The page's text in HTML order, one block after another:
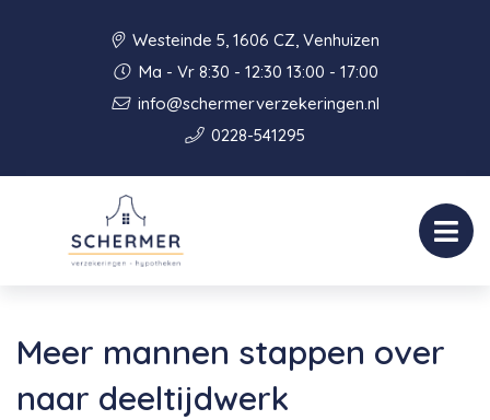
Westeinde 5, 1606 CZ, Venhuizen
Ma - Vr 8:30 - 12:30 13:00 - 17:00
info@schermerverzekeringen.nl
0228-541295
Meer mannen stappen over
naar deeltijdwerk